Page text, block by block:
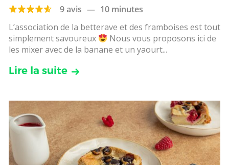
9 avis — 10 minutes
L’association de la betterave et des framboises est tout
simplement savoureux
Nous vous proposons ici de
les mixer avec de la banane et un yaourt...
Lire la suite